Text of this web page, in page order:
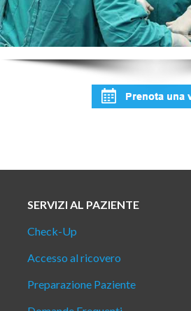
SERVIZI AL PAZIENTE
Check-Up
Accesso al ricovero
Preparazione Paziente